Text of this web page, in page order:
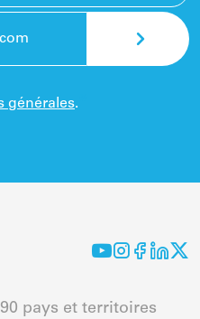
générales.
pays et territoires
Panier d'achat